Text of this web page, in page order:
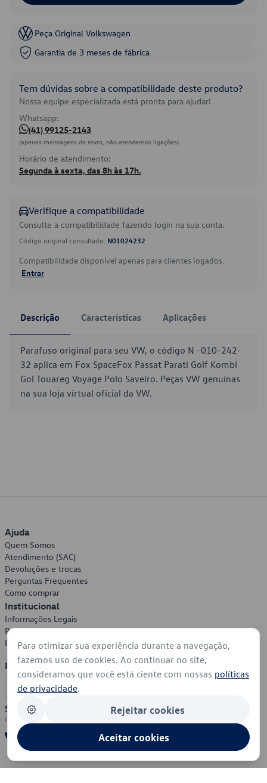
Peça Original Volkswagen
Garantia de 3 meses de fábrica
Tem dúvidas sobre a compatibilidade deste produto?
Nossa equipe especializada está pronta para ajudar!
Whatsapp:
(41) 99125-2143
(apenas mensagens de texto, não atendemos ligações)
Horário de atendimento:
Segunda à sexta, das 8h às 17h.
Verifique a compatibilidade
Consulte a compatibilidade fazendo login na sua conta.
Código original consultado: N01024232
Compatibilidade disponível apenas para clientes logados.
Entrar
Descrição Características Aplicações
Parafuso original para seu VW, o código N -010-242-
32 aplica em Fox SpaceFox Passat Parati Golf Kombi
Gol Touareg Voyage Polo Saveiro. Peças VW genuínas
na sua loja virtual oficial da VW.
Ajuda
Quem Somos
Atendimento (SAC)
Devoluções e trocas
Perguntas Frequentes
Como comprar
Institucional
Informações Legais
Política de Privacidade
Política de Cookies
Formas de Pagamento
Segurança
Para otimizar sua experiência durante a navegação,
fazemos uso de cookies. Ao continuar no site,
consideramos que você está ciente com nossas políticas
de privacidade.
Rejeitar cookies
Aceitar cookies